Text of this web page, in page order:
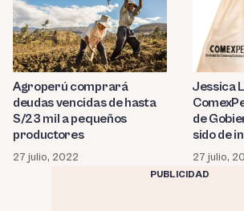
Agroperú comprará
deudas vencidas de hasta
S/23 mil a pequeños
productores
27 julio, 2022
Jessica
de
sido de
27 julio,
PUBLICIDAD